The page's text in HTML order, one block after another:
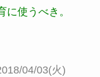
使うべき。
04/03(火)